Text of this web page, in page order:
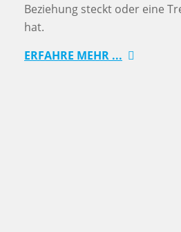
Beziehung steckt oder eine
hat.
ERFAHRE MEHR ...